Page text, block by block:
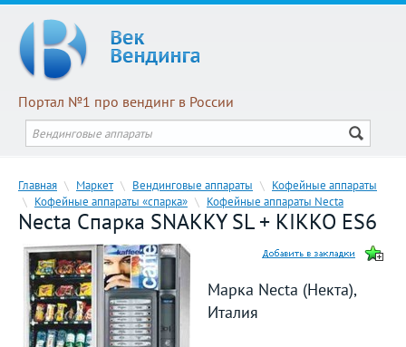
Портал №1 про вендинг в России
Главная \ Маркет \ Вендинговые аппараты \ Кофейные аппараты
\ Кофейные аппараты «спарка» \ Кофейные аппараты Necta
Necta Спарка SNAKKY SL + KIKKO ES6
Марка Necta (Некта),
Италия